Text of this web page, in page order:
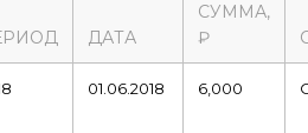
ДАТА
СУММА,
₽
01.06.2018 6,000